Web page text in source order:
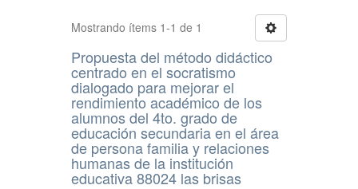
Mostrando ítems 1-1 de 1
Propuesta del método didáctico
centrado en el socratismo
dialogado para mejorar el
rendimiento académico de los
alumnos del 4to. grado de
educación secundaria en el área
de persona familia y relaciones
humanas de la institución
educativa 88024 las brisas